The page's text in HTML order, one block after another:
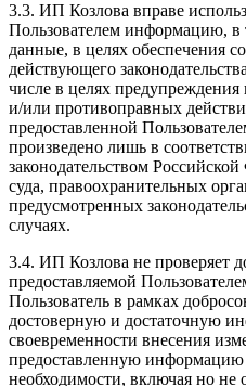
3.3. ИП Козлова вправе
Пользователем информацию, в
данные, в целях обеспечения
действующего
числе в целях
и/или противоправных
предоставленной
произведено лишь в
законодательством
суда, правоохранительных
предусмотренных
случаях.
3.4. ИП Козлова не проверяет
предоставляемой
Пользователь в рамках
достоверную и достаточную
своевременности внесения
предоставленную информацию
необходимости, включая но не